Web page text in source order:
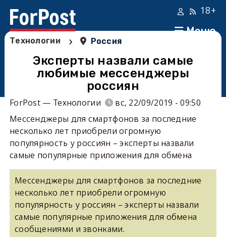
Меню
18+
Технологии › Россия
Эксперты назвали самые
любимые мессенджеры
россиян
ForPost — Технологии
вс, 22/09/2019 - 09:50
Мессенджеры для смартфонов за последние
несколько лет приобрели огромную
популярность у россиян – эксперты назвали
самые популярные приложения для обмена
Мессенджеры для смартфонов за последние
несколько лет приобрели огромную
популярность у россиян – эксперты назвали
самые популярные приложения для обмена
сообщениями и звонками.